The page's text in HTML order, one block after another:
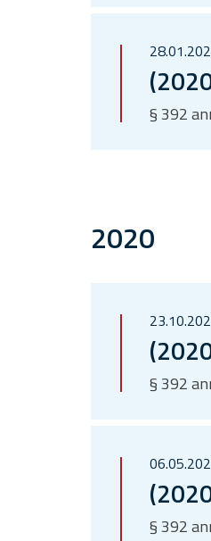
§ 392
2020
§ 392
§ 392